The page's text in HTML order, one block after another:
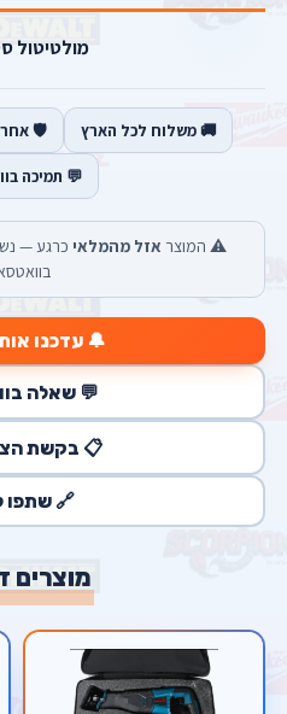
מולטיטול
🚚 משלוח לכל הארץ 🛡️
💬 תמיכה
⚠️ המוצר אזל מהמלאי כרגע —
🔔 עדכנו
💬 שאלה
📋 בקשת
🔗 שתפו
מוצרים